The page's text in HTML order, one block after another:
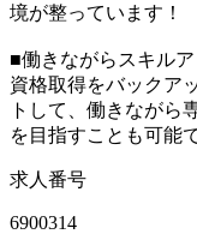
境が整っています！
■働きながらスキルア
資格取得をバックア
トして、働きながら
を目指すことも可能
求人番号
6900314